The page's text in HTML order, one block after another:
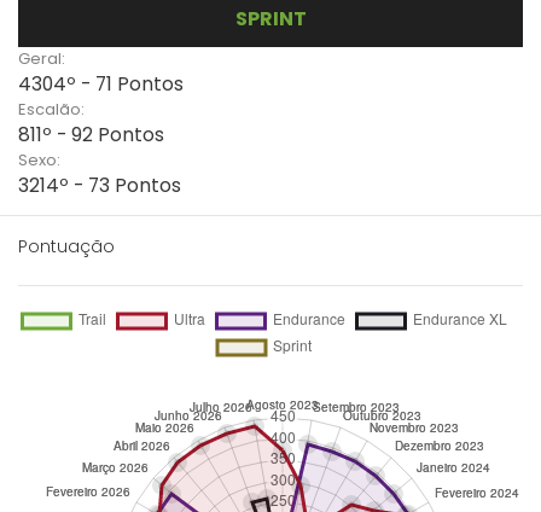
SPRINT
Geral:
4304º - 71 Pontos
Escalão:
811º - 92 Pontos
Sexo:
3214º - 73 Pontos
Pontuação